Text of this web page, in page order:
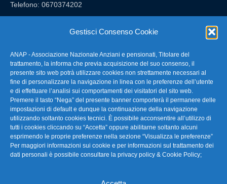
Gestisci Consenso Cookie
ANAP - Associazione Nazionale Anziani e pensionati, Titolare del
trattamento, la informa che previa acquisizione del suo consenso, il
presente sito web potrà utilizzare cookies non strettamente necessari al
fine di personalizzare la navigazione in linea con le preferenze dell’utente
e di effettuare l’analisi sui comportamenti dei visitatori del sito web.
Premere il tasto “Nega” del presente banner comporterà il permanere delle
impostazioni di default e dunque la continuazione della navigazione
utilizzando soltanto cookies tecnici. È possibile acconsentire all’utilizzo di
tutti i cookies cliccando su “Accetta” oppure abilitarne soltanto alcuni
esprimendo le proprie preferenze nella sezione “Visualizza le preferenze”
Per maggiori informazioni sui cookie e per informazioni sul trattamento dei
dati personali è possibile consultare la privacy policy & Cookie Policy;
Telefono: 0670374202
FAQ – Domande Frequenti
La nostra Newsletter
Link Utili
TG Confartigianato
Privacy & Cookie Policy